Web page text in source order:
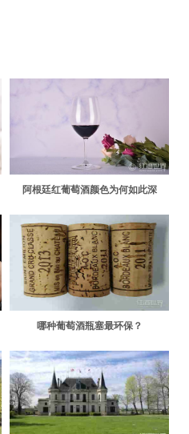
阿根廷红葡萄酒颜色为何如此深
哪种葡萄酒瓶塞最环保？